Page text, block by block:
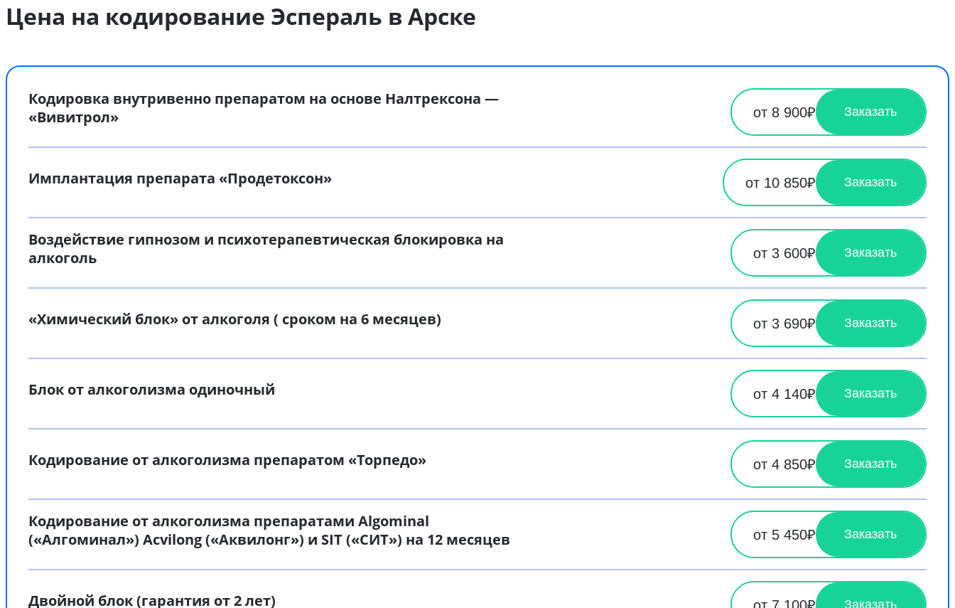
Цена на кодирование Эспераль в Арске
Кодировка внутривенно препаратом на основе Налтрексона —
«Вивитрол»
от 8 900₽ Заказать
Имплантация препарата «Продетоксон» от 10 850₽ Заказать
Воздействие гипнозом и психотерапевтическая блокировка на
алкоголь
от 3 600₽ Заказать
«Химический блок» от алкоголя ( сроком на 6 месяцев) от 3 690₽ Заказать
Блок от алкоголизма одиночный от 4 140₽ Заказать
Кодирование от алкоголизма препаратом «Торпедо» от 4 850₽ Заказать
Кодирование от алкоголизма препаратами Algominal
(«Алгоминал») Acvilong («Аквилонг») и SIT («СИТ») на 12 месяцев
от 5 450₽ Заказать
Двойной блок (гарантия от 2 лет) от 7 100₽ Заказать